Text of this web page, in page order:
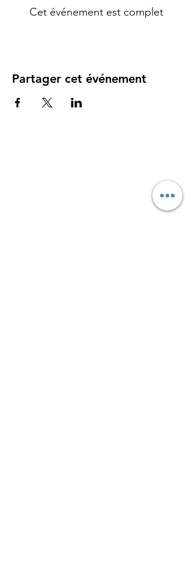
Cet événement est complet
Partager cet événement